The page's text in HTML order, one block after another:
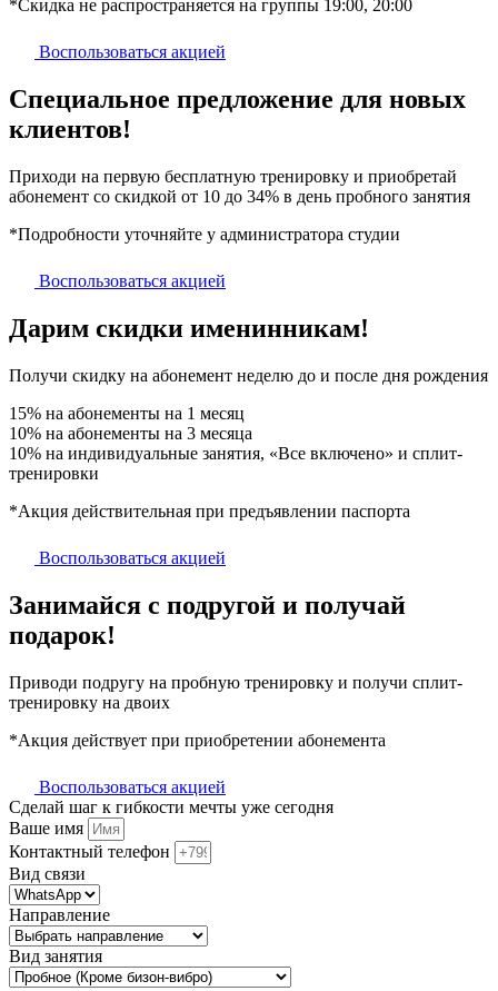
*Скидка не распространяется на группы 19:00, 20:00
Воспользоваться акцией
Специальное предложение для новых
клиентов!
Приходи на первую бесплатную тренировку и приобретай
абонемент со скидкой от 10 до 34% в день пробного занятия
*Подробности уточняйте у администратора студии
Воспользоваться акцией
Дарим скидки именинникам!
Получи скидку на абонемент неделю до и после дня рождения
15% на абонементы на 1 месяц
10% на абонементы на 3 месяца
10% на индивидуальные занятия, «Все включено» и сплит-
тренировки
*Акция действительная при предъявлении паспорта
Воспользоваться акцией
Занимайся с подругой и получай
подарок!
Приводи подругу на пробную тренировку и получи сплит-
тренировку на двоих
*Акция действует при приобретении абонемента
Воспользоваться акцией
Сделай шаг к гибкости мечты уже сегодня
Ваше имя
Контактный телефон
Вид связи
Направление
Вид занятия